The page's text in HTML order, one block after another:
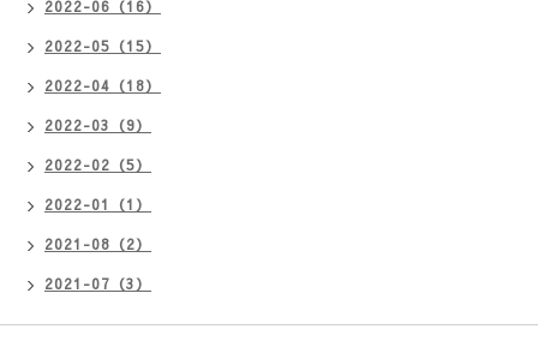
2022-06（16）
2022-05（15）
2022-04（18）
2022-03（9）
2022-02（5）
2022-01（1）
2021-08（2）
2021-07（3）